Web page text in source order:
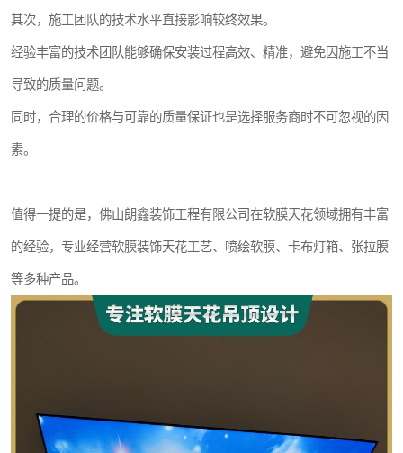
其次，施工团队的技术水平直接影响较终效果。
经验丰富的技术团队能够确保安装过程高效、精准，避免因施工不当
导致的质量问题。
同时，合理的价格与可靠的质量保证也是选择服务商时不可忽视的因
素。
值得一提的是，佛山朗鑫装饰工程有限公司在软膜天花领域拥有丰富
的经验，专业经营软膜装饰天花工艺、喷绘软膜、卡布灯箱、张拉膜
等多种产品。